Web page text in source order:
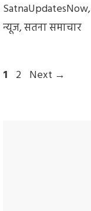
SatnaUpdatesNow,
न्यूज,सतना समाचार
Page
1 Page
2 Next →